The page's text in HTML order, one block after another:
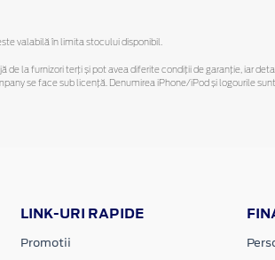
valabilă în limita stocului disponibil.
de la furnizori terți și pot avea diferite condiții de garanție, iar
se face sub licență. Denumirea iPhone/iPod și logourile
LINK-URI RAPIDE
Promotii